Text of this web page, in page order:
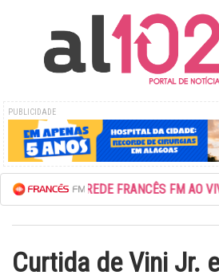
PUBLICIDADE
ESCUTE A REDE FRANCÊS FM AO VIVO
Curtida de Vini Jr.